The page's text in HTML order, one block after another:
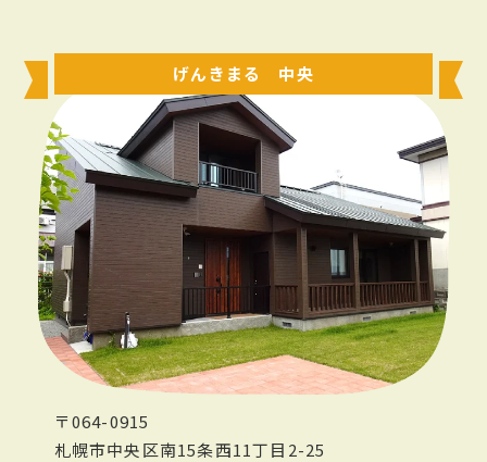
げんきまる 中央
〒064-0915
札幌市中央区南15条西11丁目2-25